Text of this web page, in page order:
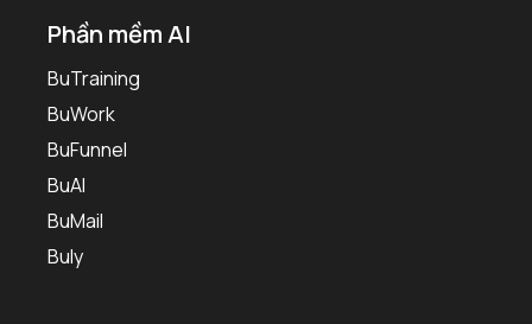
Phần mềm AI
BuTraining
BuWork
BuFunnel
BuAI
BuMail
Buly